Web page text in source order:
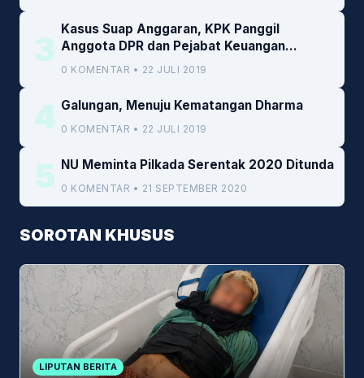
3
Kasus Suap Anggaran, KPK Panggil
Anggota DPR dan Pejabat Keuangan
Kemenkeu
0 KOMENTAR • 22 JULI 2019
4 Galungan, Menuju Kematangan Dharma
0 KOMENTAR • 22 JULI 2019
5 NU Meminta Pilkada Serentak 2020 Ditunda
0 KOMENTAR • 21 SEPTEMBER 2020
SOROTAN KHUSUS
LIPUTAN BERITA